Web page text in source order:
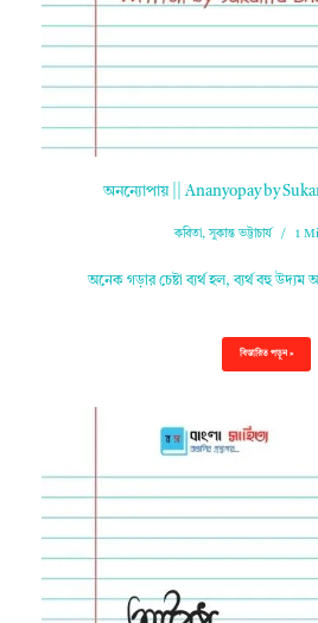
অনন্যোপায় || Ananyopay by
কবিতা,সুকান্ত ভট্টাচার্য 1
অনেক গড়ার চেষ্টা ব্যর্থ হল, ব্যর্থ বহু
বিস্তারিত পড়ুন »